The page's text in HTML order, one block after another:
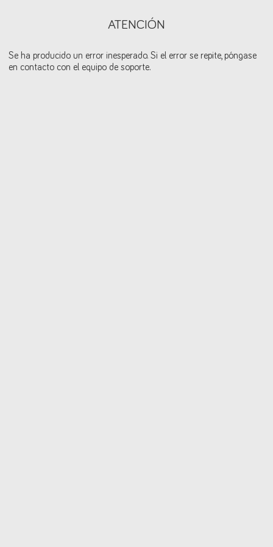
ATENCIÓN
Se ha producido un error inesperado. Si el error se repite, póngase
en contacto con el equipo de soporte.